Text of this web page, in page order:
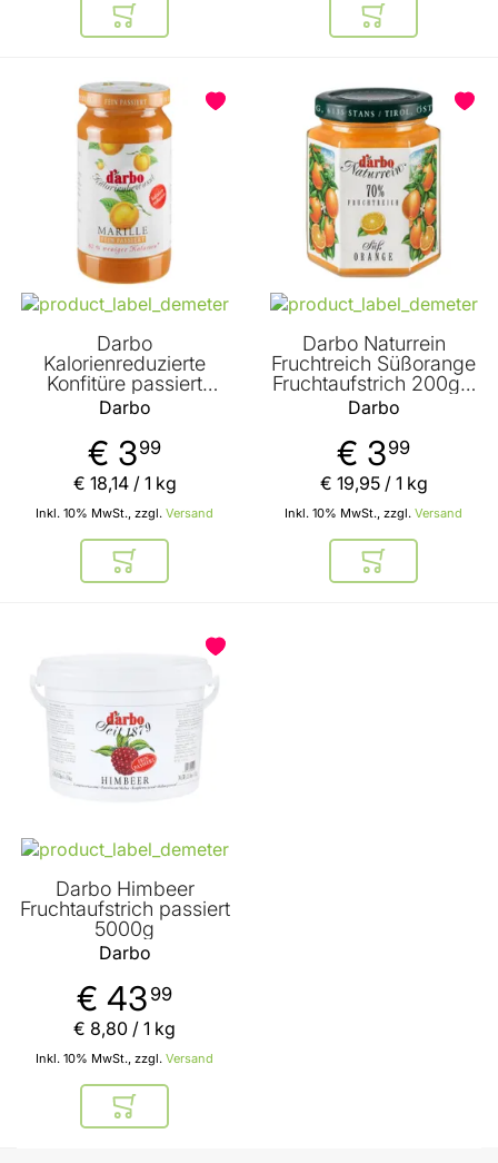
In den Warenkorb In den
Darbo
Kalorienreduzierte
Konfitüre passiert
Marille (Aprikose)
220g
Darbo
€ 399
Inkl. 10% MwSt., zzgl. Versand
€ 18,14/ 1 kg
In den Warenkorb
Darbo Naturrein
Fruchtreich Süßorange
Fruchtaufstrich 200g –
Orangen Aufstrich
Darbo
€ 399
Inkl. 10% MwSt., zzgl. Versand
€ 19,95/ 1 kg
In den
Darbo Himbeer
Fruchtaufstrich passiert
5000g
Darbo
€ 43 99
Inkl. 10% MwSt., zzgl. Versand
€ 8,80 / 1 kg
In den Warenkorb